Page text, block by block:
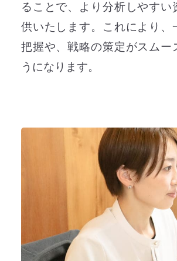
ることで、より分析しやすい
供いたします。これにより、
把握や、戦略の策定がスムー
うになります。